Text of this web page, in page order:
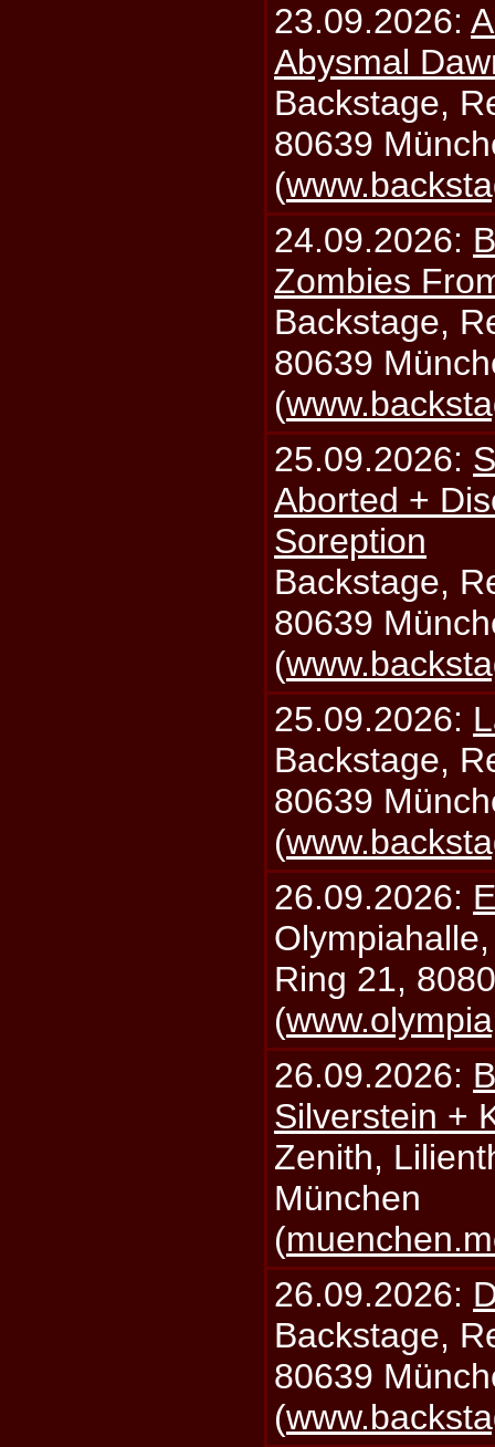
23.09.2026:
Abysmal
Backstage,
80639
(
24.09.2026:
Zombies
Backstage,
80639
(
25.09.2026:
Aborted +
Soreption
Backstage,
80639
(
25.09.2026:
Backstage,
80639
(
26.09.2026:
Ring 21,
(
26.09.2026:
Silverstein +
Zenith,
München
(
26.09.2026:
Backstage,
80639
(